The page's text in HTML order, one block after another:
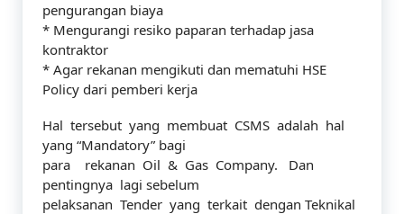
pengurangan biaya
* Mengurangi resiko paparan terhadap jasa
kontraktor
* Agar rekanan mengikuti dan mematuhi HSE
Policy dari pemberi kerja
Hal tersebut yang membuat CSMS adalah hal
yang “Mandatory” bagi
para rekanan Oil & Gas Company. Dan
pentingnya lagi sebelum
pelaksanan Tender yang terkait dengan Teknikal